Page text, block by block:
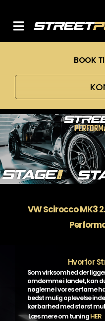
content
Toggle
Sænkning
Tuning
Ventilrens
Værksted
BOOK
VW Scirocco MK3
Hvorfor
Som virksomhed der
omdømme i landet, kan
nøglerne i vores erfarne
bedst mulig oplevelse
kørbarhed med størst
Læs mere om tuningHER